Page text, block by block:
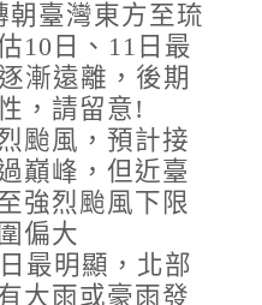
朝臺灣東方至琉
10日、11日最
漸遠離，後期
，請留意!
颱風，預計接
巔峰，但近臺
強烈颱風下限
偏大
最明顯，北部
大雨或豪雨發